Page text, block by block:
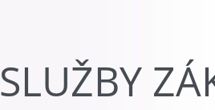
SLUŽBY